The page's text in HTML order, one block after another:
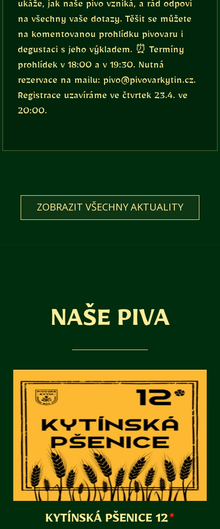
ukáže, jak naše pivo vzniká, a rád odpoví
na všechny vaše dotazy. Těšit se můžete
na komentovanou prohlídku pivovaru i
degustaci s jeho výkladem. ⏰ Termíny
prohlídek v 18:00 a v 19:30. Nutná
rezervace na mailu: pivo@pivovarkytin.cz.
Registrace uzavíráme ve čtvrtek 23.4. ve
20:00.
NAŠE PIVA
KYTÍNSKÁ PŠENICE 12